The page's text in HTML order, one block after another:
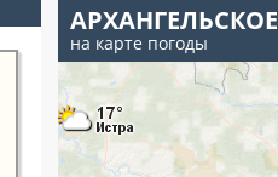
АРХАНГЕЛЬСКОЕ
на карте погоды